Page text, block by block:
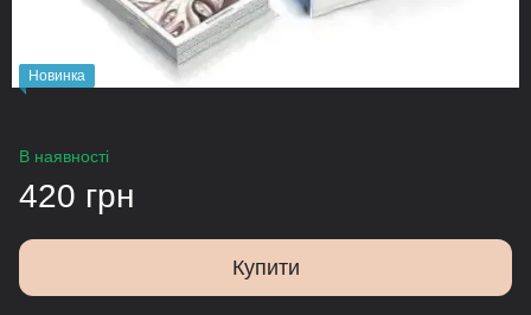
Новинка
В наявності
420 грн
Купити